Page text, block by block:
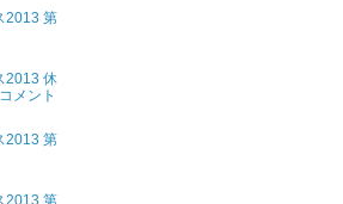
2013 第
2013 休
メント
2013 第
2013 第